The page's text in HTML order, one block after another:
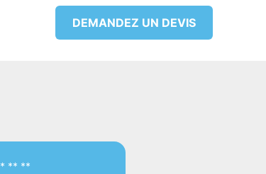
DEMANDEZ UN DEVIS
* ** **